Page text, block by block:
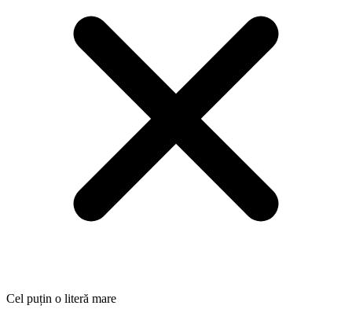
Cel puțin o literă mare